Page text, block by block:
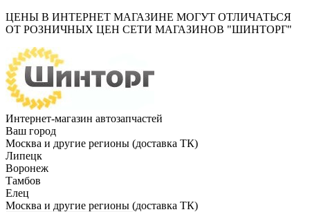
ЦЕНЫ В ИНТЕРНЕТ МАГАЗИНЕ МОГУТ ОТЛИЧАТЬСЯ
ОТ РОЗНИЧНЫХ ЦЕН СЕТИ МАГАЗИНОВ "ШИНТОРГ"
Интернет-магазин автозапчастей
Ваш город
Москва и другие регионы (доставка ТК)
Липецк
Воронеж
Тамбов
Елец
Москва и другие регионы (доставка ТК)